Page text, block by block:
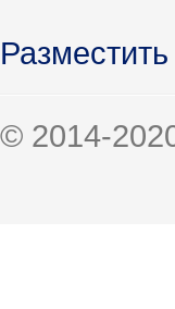
© 2014-